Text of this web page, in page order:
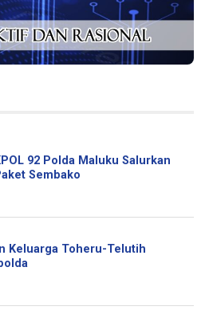
92 Polda Maluku Salurkan
Sembako
Keluarga Toheru-Telutih